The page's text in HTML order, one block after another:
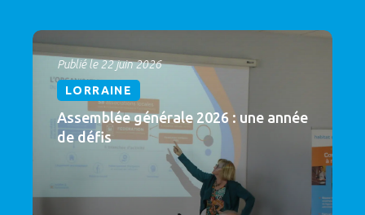
Publié le 22 juin 2026
LORRAINE
Assemblée générale 2026 : une année
de défis